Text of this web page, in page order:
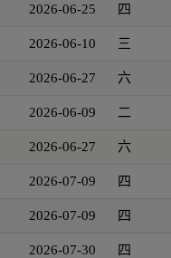
2026-06-25 四
2026-06-10 三
2026-06-27 六
2026-06-09 二
2026-06-27 六
2026-07-09 四
2026-07-09 四
2026-07-30 四